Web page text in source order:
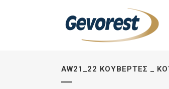
AW21_22 ΚΟΥΒΈΡΤΕΣ _